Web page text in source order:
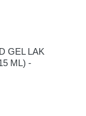
GEL LAK
ML) -